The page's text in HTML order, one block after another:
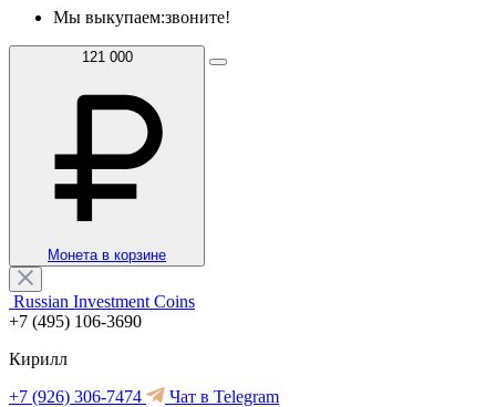
Мы выкупаем:звоните!
121 000
Монета в корзине
Russian Investment Coins
+7 (495) 106-3690
Кирилл
+7 (926) 306-7474
Чат в Telegram